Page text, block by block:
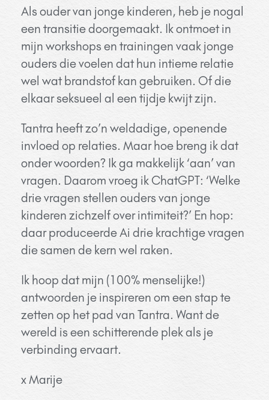
Als ouder van jonge kinderen, heb je nogal
een transitie doorgemaakt. Ik ontmoet in
mijn workshops en trainingen vaak jonge
ouders die voelen dat hun intieme relatie
wel wat brandstof kan gebruiken. Of die
elkaar seksueel al een tijdje kwijt zijn.
Tantra heeft zo’n weldadige, openende
invloed op relaties. Maar hoe breng ik dat
onder woorden? Ik ga makkelijk ‘aan’ van
vragen. Daarom vroeg ik ChatGPT: ‘Welke
drie vragen stellen ouders van jonge
kinderen zichzelf over intimiteit?’ En hop:
daar produceerde Ai drie krachtige vragen
die samen de kern wel raken.
Ik hoop dat mijn (100% menselijke!)
antwoorden je inspireren om een stap te
zetten op het pad van Tantra. Want de
wereld is een schitterende plek als je
verbinding ervaart.
x Marije